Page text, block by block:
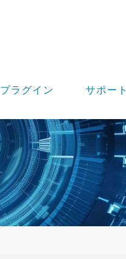
プラグイン サポート